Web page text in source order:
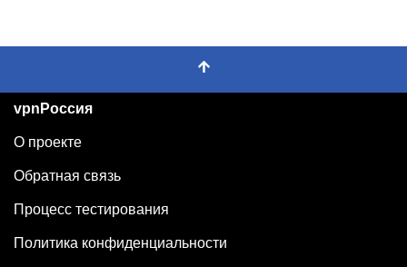
vpnРоссия
О проекте
Обратная связь
Процесс тестирования
Политика конфиденциальности